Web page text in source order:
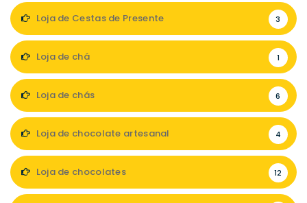
Loja de Cestas de Presente 3
Loja de chá 1
Loja de chás 6
Loja de chocolate artesanal 4
Loja de chocolates 12